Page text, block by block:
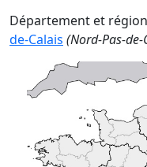
Département et
de-Calais (Nord-Pas-